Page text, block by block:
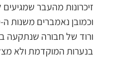
זיכרונות מהעבר שמגיעים
ורוד של חבורה שנתקעה
בנערות המוקדמת ולא